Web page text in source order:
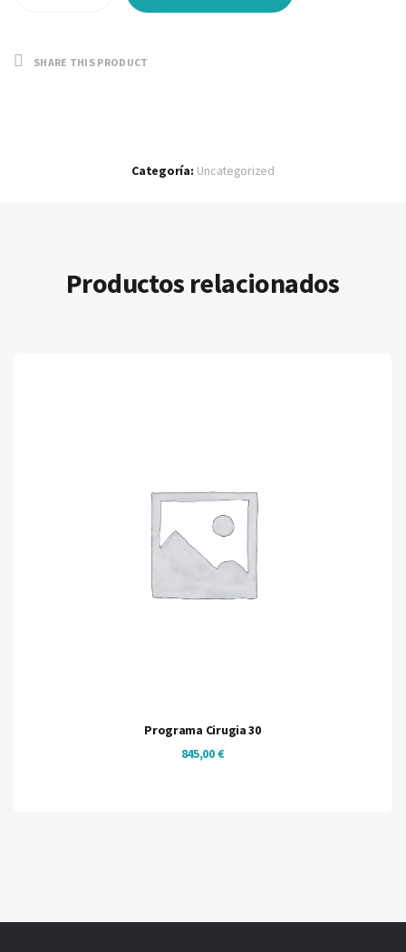
SHARE THIS PRODUCT
Categoría: Uncategorized
Productos relacionados
Programa Cirugia 30
845,00€